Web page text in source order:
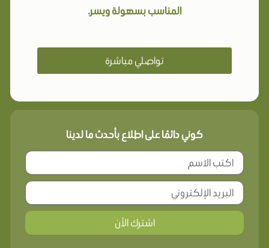
المناسب بسهولة ويسر.
تواصلي مباشرة
كوني دائمًا على اطلاع بأحدث ما لدينا
اشترك الأن